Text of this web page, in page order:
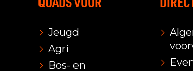
Jeugd
Agri
Bos- en